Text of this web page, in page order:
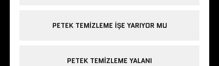
PETEK TEMIZLEME IŞE YARIYOR MU
PETEK TEMIZLEME YALANI